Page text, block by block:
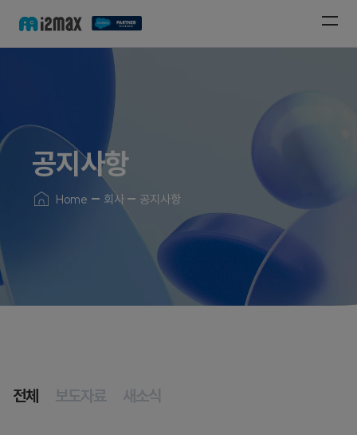
공지사항
Home 회사 공지사항
전체 보도자료 새소식